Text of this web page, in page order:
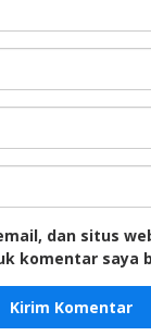
dan situs
komentar saya